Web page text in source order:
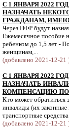
С 1 ЯНВАРЯ 2022
НАЗНАЧАТЬ
ГРАЖДАНАМ,
Через ПФР будут
Ежемесячное пособие
ребенком до 1,5 лет -
женщинам,...
(добавлено 2021-12-21
С 1 ЯНВАРЯ 2022
НАЗНАЧАТЬ
КОМПЕНСАЦИЮ ПО
Кто может обратиться
инвалиды (их
транспортные
(добавлено 2021-12-21